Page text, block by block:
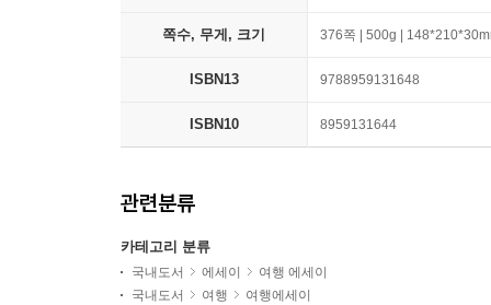
쪽수, 무게, 크기 376쪽 | 500g |
ISBN13 9788959131648
ISBN10 8959131644
관련분류
카테고리 분류
국내도서 에세이
여행 에세이
국내도서
여행 여행에세이